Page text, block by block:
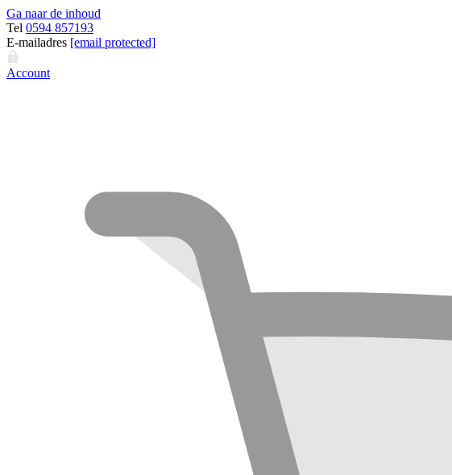
Ga naar de inhoud
Tel 0594 857193
E-mailadres [email protected]
Account